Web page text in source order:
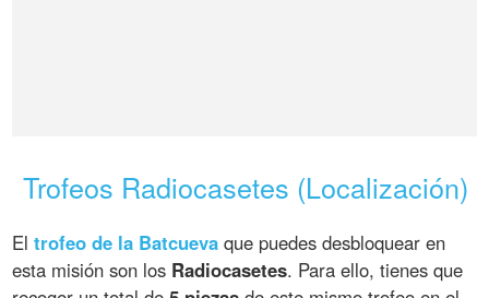
Trofeos Radiocasetes (Localización)
Eltrofeo de la Batcueva que puedes desbloquear en
esta misión son los Radiocasetes. Para ello, tienes que